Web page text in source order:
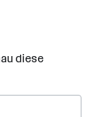
diese